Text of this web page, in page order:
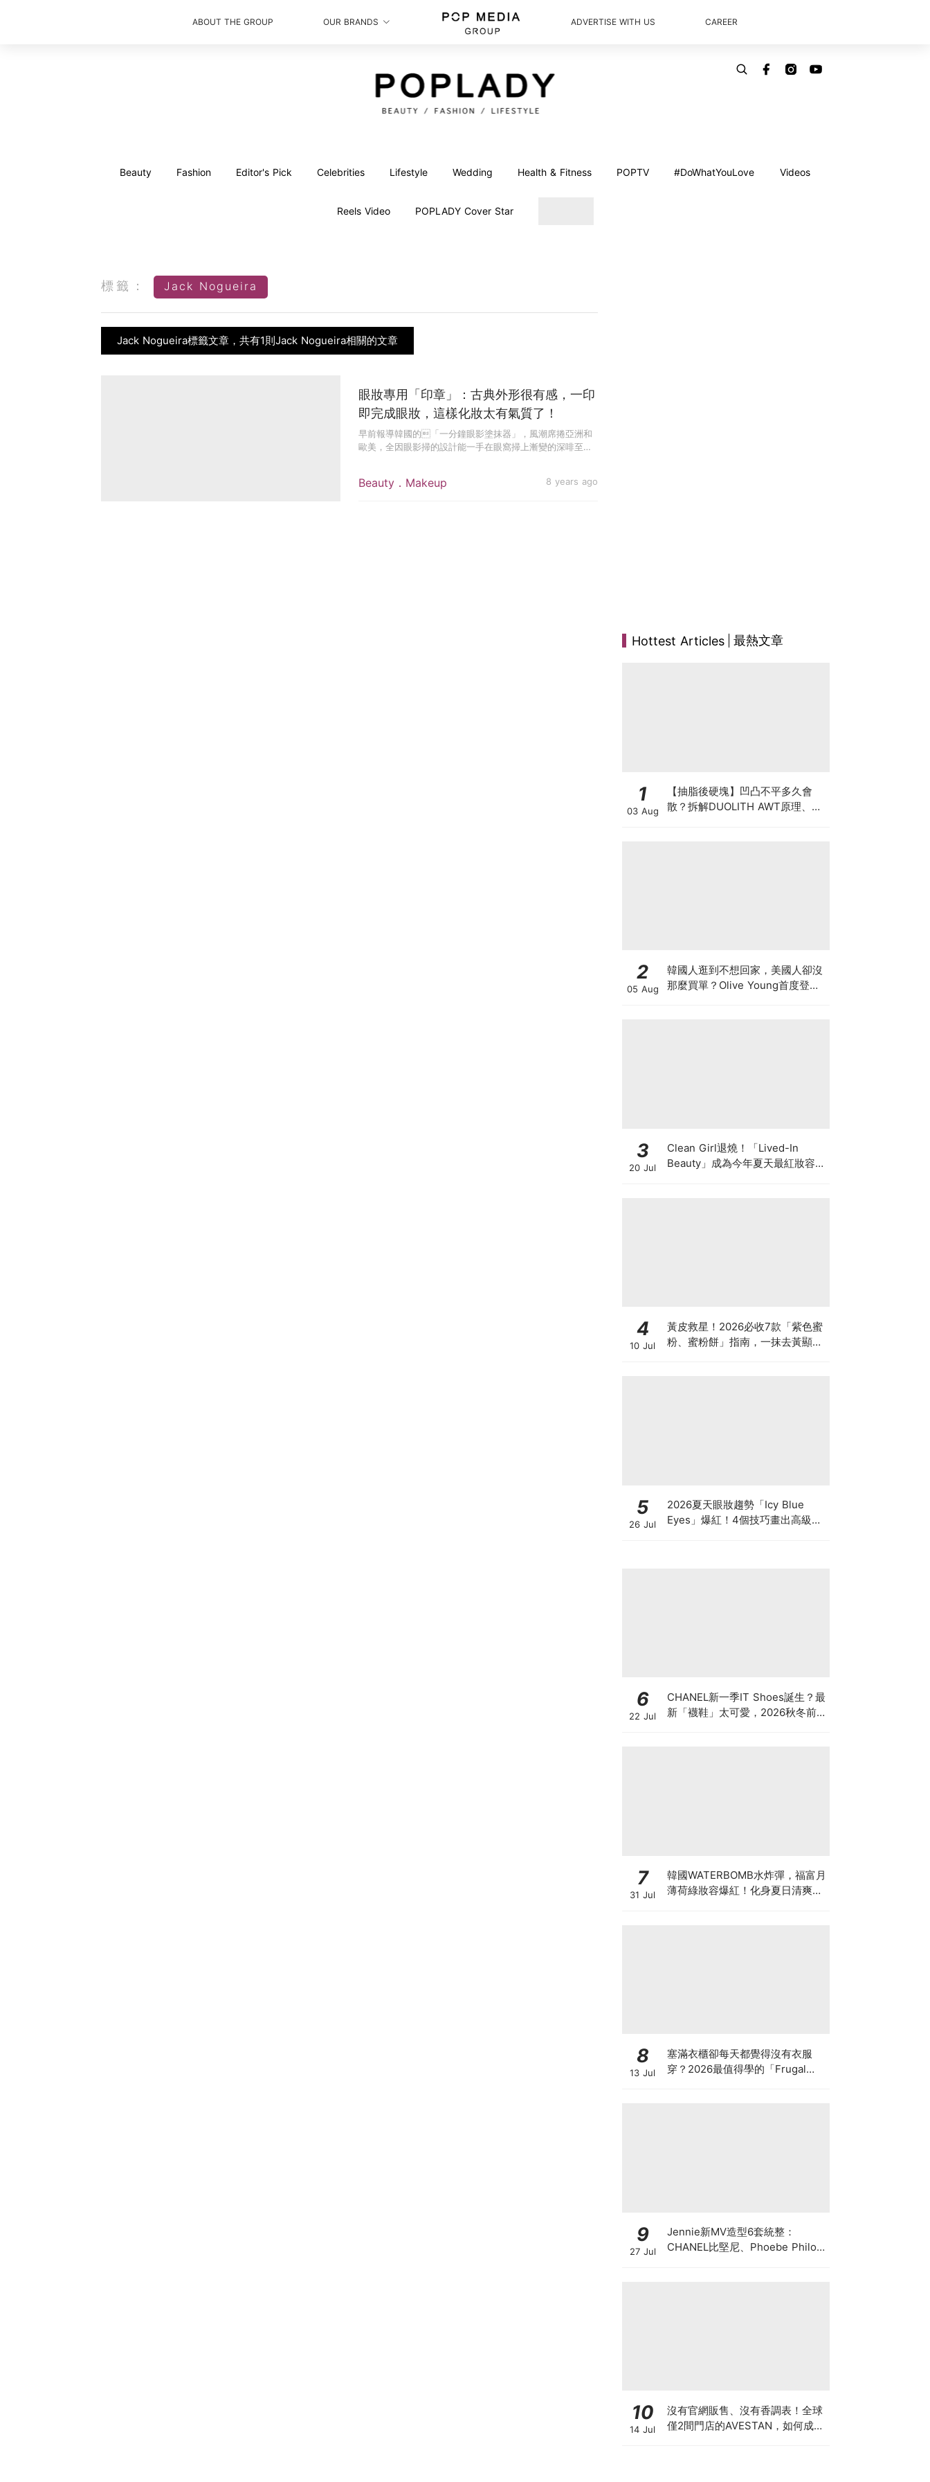
ABOUT THE GROUP OUR BRANDS ADVERTISE WITH US CAREER
Beauty Fashion Editor's Pick Celebrities Lifestyle Wedding Health & Fitness POPTV #DoWhatYouLove Videos
Reels Video POPLADY Cover Star
標籤： Jack Nogueira
Jack Nogueira標籤文章，共有1則Jack Nogueira相關的文章
Beauty．Makeup 8 years ago
眼妝專用「印章」：古典外形很有感，一印
即完成眼妝，這樣化妝太有氣質了！
早前報導韓國的「一分鐘眼影塗抹器」，風潮席捲亞洲和
歐美，全因眼影掃的設計能一手在眼窩掃上漸變的深啡至閃
Hottest Articles 最熱文章
1
03 Aug
【抽脂後硬塊】凹凸不平多久會
散？拆解DUOLITH AWT原理、按
2
05 Aug
韓國人逛到不想回家，美國人卻沒
那麼買單？Olive Young首度登陸
3
20 Jul
Clean Girl退燒！「Lived-In
Beauty」成為今年夏天最紅妝容，
4
10 Jul
黃皮救星！2026必收7款「紫色蜜
粉、蜜粉餅」指南，一抹去黃顯
5
26 Jul
2026夏天眼妝趨勢「Icy Blue
Eyes」爆紅！4個技巧畫出高級冰
6
22 Jul
CHANEL新一季IT Shoes誕生？最
新「襪鞋」太可愛，2026秋冬前
7
31 Jul
韓國WATERBOMB水炸彈，福富月
薄荷綠妝容爆紅！化身夏日清爽
8
13 Jul
塞滿衣櫃卻每天都覺得沒有衣服
穿？2026最值得學的「Frugal
9
27 Jul
Jennie新MV造型6套統整：
CHANEL比堅尼、Phoebe Philo
10
14 Jul
沒有官網販售、沒有香調表！全球
僅2間門店的AVESTAN，如何成為